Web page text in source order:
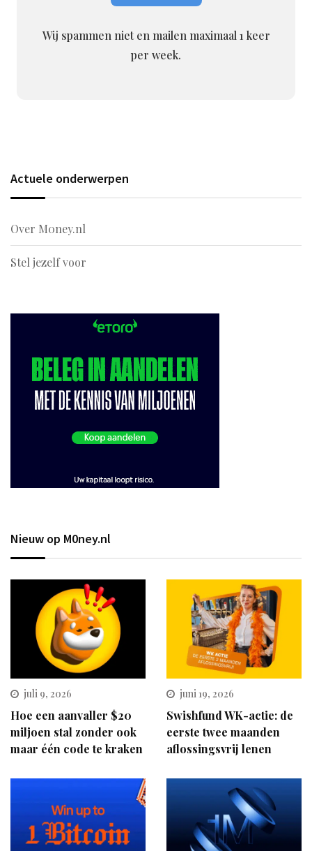
Wij spammen niet en mailen maximaal 1 keer
per week.
Actuele onderwerpen
Over M0ney.nl
Stel jezelf voor
Nieuw op M0ney.nl
juli 9, 2026
Hoe een aanvaller $20
miljoen stal zonder ook
maar één code te kraken
juni 19, 2026
Swishfund WK-actie: de
eerste twee maanden
aflossingsvrij lenen